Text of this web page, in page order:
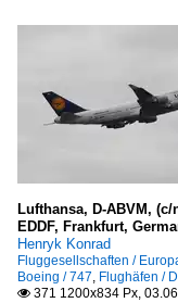
Lufthansa, D-ABVM, (c/
EDDF, Frankfurt,
Henryk Konrad
Fluggesellschaften /
Boeing / 747, Flughäfen /
 371 1200x834 Px,